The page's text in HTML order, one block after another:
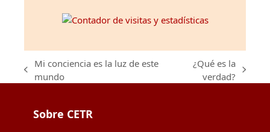
previous
Mi conciencia es la luz de este
mundo
¿Qué es la
verdad?
Sobre CETR